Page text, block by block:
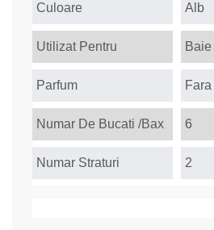
Culoare Alb
Utilizat Pentru Baie
Parfum Fara
Numar De Bucati /Bax 6
Numar Straturi 2